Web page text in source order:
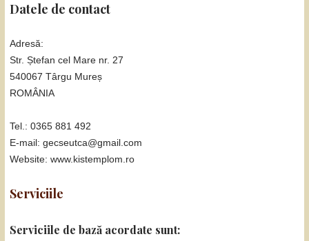
Datele de contact
Adresă:
Str. Ștefan cel Mare nr. 27
540067 Târgu Mureș
ROMÂNIA
Tel.: 0365 881 492
E-mail: gecseutca@gmail.com
Website: www.kistemplom.ro
Serviciile
Serviciile de bază acordate sunt: